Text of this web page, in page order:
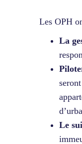
Les OPH
La
Le